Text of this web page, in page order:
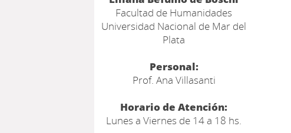
Facultad de Humanidades
Universidad Nacional de Mar del
Plata
Personal:
Prof. Ana Villasanti
Horario de Atención:
Lunes a Viernes de 14 a 18 hs.